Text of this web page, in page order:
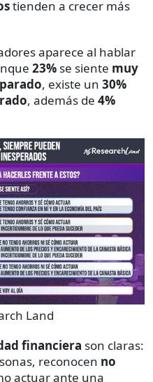
tienden a crecer más
aparece al hablar
23% se siente muy
, existe un 30%
, además de 4%
Land
financiera son claras:
reconocen no
actuar ante una